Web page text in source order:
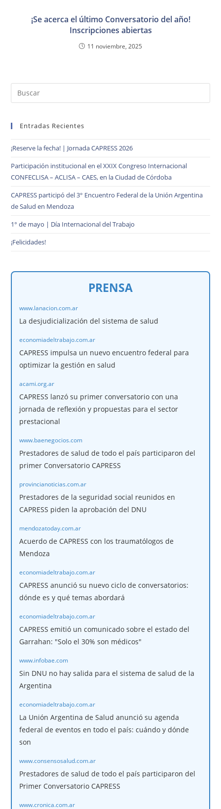
¡Se acerca el último Conversatorio del año!
Inscripciones abiertas
11 noviembre, 2025
Entradas Recientes
¡Reserve la fecha! | Jornada CAPRESS 2026
Participación institucional en el XXIX Congreso Internacional
CONFECLISA – ACLISA – CAES, en la Ciudad de Córdoba
CAPRESS participó del 3° Encuentro Federal de la Unión Argentina
de Salud en Mendoza
1° de mayo | Día Internacional del Trabajo
¡Felicidades!
PRENSA
www.lanacion.com.ar
La desjudicialización del sistema de salud
economiadeltrabajo.com.ar
CAPRESS impulsa un nuevo encuentro federal para
optimizar la gestión en salud
acami.org.ar
CAPRESS lanzó su primer conversatorio con una
jornada de reflexión y propuestas para el sector
prestacional
www.baenegocios.com
Prestadores de salud de todo el país participaron del
primer Conversatorio CAPRESS
provincianoticias.com.ar
Prestadores de la seguridad social reunidos en
CAPRESS piden la aprobación del DNU
mendozatoday.com.ar
Acuerdo de CAPRESS con los traumatólogos de
Mendoza
economiadeltrabajo.com.ar
CAPRESS anunció su nuevo ciclo de conversatorios:
dónde es y qué temas abordará
economiadeltrabajo.com.ar
CAPRESS emitió un comunicado sobre el estado del
Garrahan: "Solo el 30% son médicos"
www.infobae.com
Sin DNU no hay salida para el sistema de salud de la
Argentina
economiadeltrabajo.com.ar
La Unión Argentina de Salud anunció su agenda
federal de eventos en todo el país: cuándo y dónde
son
www.consensosalud.com.ar
Prestadores de salud de todo el país participaron del
Primer Conversatorio CAPRESS
www.cronica.com.ar